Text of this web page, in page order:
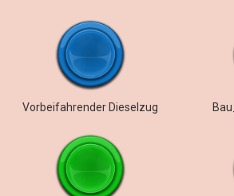
Vorbeifahrender Dieselzug